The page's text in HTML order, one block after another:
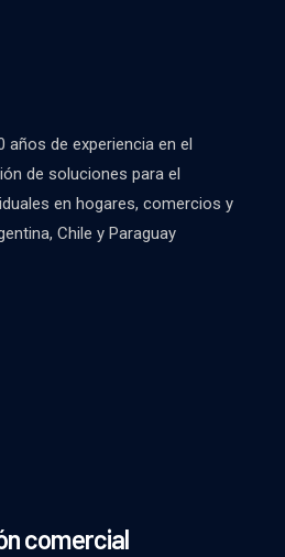
de experiencia en el
de soluciones para el
en hogares, comercios y
Chile y Paraguay
comercial